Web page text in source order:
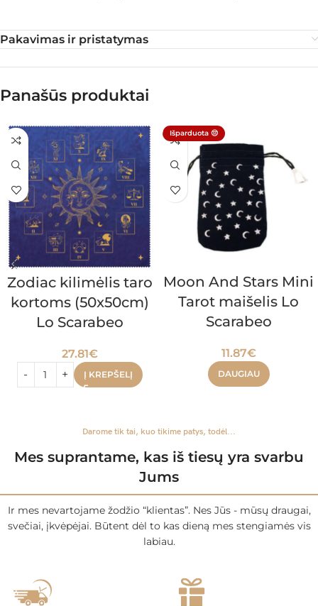
Pakavimas ir pristatymas
Panašūs produktai
Zodiac kilimėlis taro
kortoms (50x50cm)
Lo Scarabeo
27.81€
Į KREPŠELĮ
Išparduota 😔
Moon And Stars Mini
Tarot maišelis Lo
Scarabeo
11.87€
DAUGIAU
Darome tik tai, kuo tikime patys, todėl...
Mes suprantame, kas iš tiesų yra svarbu
Jums
Ir mes nevartojame žodžio “klientas”. Nes Jūs - mūsų draugai,
svečiai, įkvėpėjai. Būtent dėl to kas dieną mes stengiamės vis
labiau.